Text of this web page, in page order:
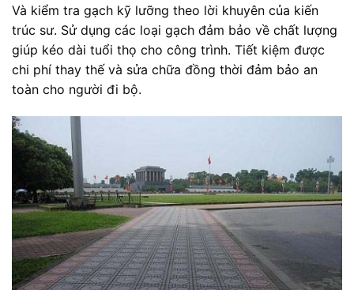
Và kiểm tra gạch kỹ lưỡng theo lời khuyên của kiến
trúc sư. Sử dụng các loại gạch đảm bảo về chất lượng
giúp kéo dài tuổi thọ cho công trình. Tiết kiệm được
chi phí thay thế và sửa chữa đồng thời đảm bảo an
toàn cho người đi bộ.